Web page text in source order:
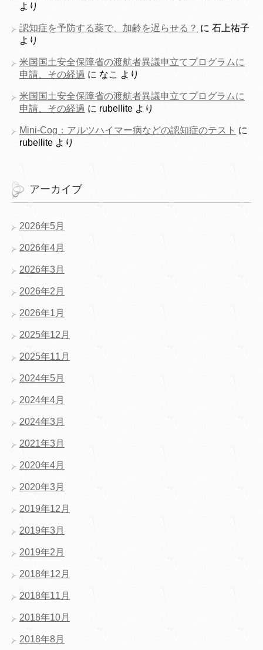
より
認知症を予防する薬で、加齢を遅らせる？ に 石上祐子
より
米国国土安全保障省の渡航者異議申立てプログラムに
申請、その経過 に なこ より
米国国土安全保障省の渡航者異議申立てプログラムに
申請、その経過 に rubellite より
Mini-Cog：アルツハイマー病などの認知症のテスト に
rubellite より
アーカイブ
2026年5月
2026年4月
2026年3月
2026年2月
2026年1月
2025年12月
2025年11月
2024年5月
2024年4月
2024年3月
2021年3月
2020年4月
2020年3月
2019年12月
2019年3月
2019年2月
2018年12月
2018年11月
2018年10月
2018年8月